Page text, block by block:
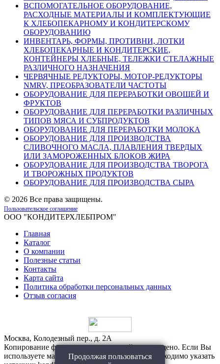
ВСПОМОГАТЕЛЬНОЕ ОБОРУДОВАНИЕ,
РАСХОДНЫЕ МАТЕРИАЛЫ И КОМПЛЕКТУЮЩИЕ
К ХЛЕБОПЕКАРНОМУ И КОНДИТЕРСКОМУ
ОБОРУДОВАНИЮ
ИНВЕНТАРЬ, ФОРМЫ, ПРОТИВНИ, ЛОТКИ
ХЛЕБОПЕКАРНЫЕ И КОНДИТЕРСКИЕ,
КОНТЕЙНЕРЫ ХЛЕБНЫЕ, ТЕЛЕЖКИ СТЕЛАЖНЫЕ
РАЗЛИЧНОГО НАЗНАЧЕНИЯ
ЧЕРВЯЧНЫЕ РЕДУКТОРЫ, МОТОР-РЕДУКТОРЫ
NMRV, ПРЕОБРАЗОВАТЕЛИ ЧАСТОТЫ
ОБОРУДОВАНИЕ ДЛЯ ПЕРЕРАБОТКИ ОВОЩЕЙ И
ФРУКТОВ
ОБОРУДОВАНИЕ ДЛЯ ПЕРЕРАБОТКИ РАЗЛИЧНЫХ
ТИПОВ МЯСА И СУБПРОДУКТОВ
ОБОРУДОВАНИЕ ДЛЯ ПЕРЕРАБОТКИ МОЛОКА
ОБОРУДОВАНИЕ ДЛЯ ПРОИЗВОДСТВА
СЛИВОЧНОГО МАСЛА, ПЛАВЛЕНИЯ ТВЕРДЫХ
ИЛИ ЗАМОРОЖЕННЫХ БЛОКОВ ЖИРА
ОБОРУДОВАНИЕ ДЛЯ ПРОИЗВОДСТВА ТВОРОГА
И ТВОРОЖНЫХ ПРОДУКТОВ
ОБОРУДОВАНИЕ ДЛЯ ПРОИЗВОДСТВА СЫРА
© 2026 Все права защищены.
Пользовательское соглашение
ООО "КОНДИТЕРХЛЕБПРОМ"
Главная
Каталог
О компании
Полезные статьи
Контакты
Карта сайта
Политика обработки персональных данных
Отзыв согласия
Москва, Колодезный пер., д. 2А
Копирование фото и материалов с сайта запрещено. Если Вы
используете материалы с нашего сайта, то необходимо указать
Продолжая пользоваться